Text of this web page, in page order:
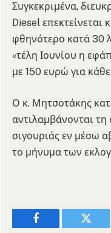
Συγκεκριμένα,
Diesel επεκτείνεται
φθηνότερο κατά 30
«τέλη Ιουνίου η
με 150 ευρώ για
Ο κ. Μητσοτάκης
αντιλαμβάνονται
σιγουριάς εν μέσω
το μήνυμα των
Facebook